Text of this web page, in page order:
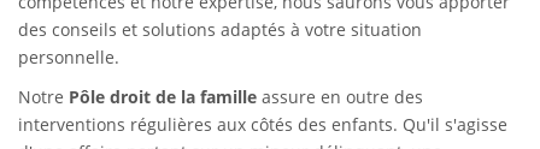
des conseils et solutions adaptés à votre situation
personnelle.
Notre Pôle droit de la famille assure en outre des
interventions régulières aux côtés des enfants. Qu'il s'agisse